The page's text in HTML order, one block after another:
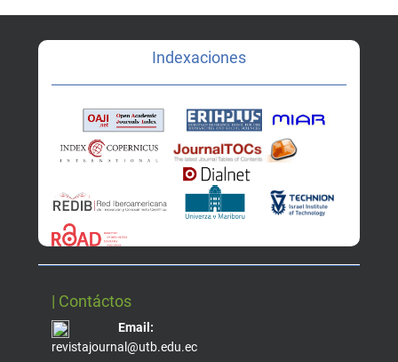
Indexaciones
| Contáctos
Email:
revistajournal@utb.edu.ec